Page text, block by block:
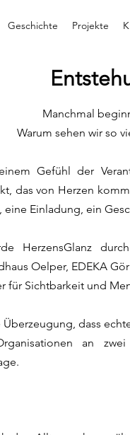
Geschichte Projekte
Manchmal
Warum sehen wir so
Gefühl der
das von Herzen
eine Einladung, ein
HerzensGlanz
Oelper, EDEKA
für Sichtbarkeit und
dass
an